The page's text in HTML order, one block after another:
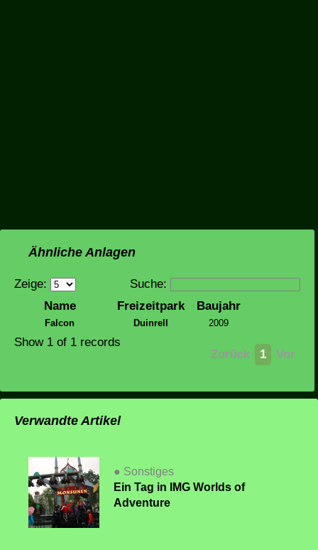
Ähnliche Anlagen
Suche:
Zeige:
Name
Freizeitpark Baujahr
Falcon Duinrell 2009
Zurück 1 Vor
Show 1 of 1 records
Verwandte Artikel
● Sonstiges
Ein Tag in IMG Worlds of
Adventure